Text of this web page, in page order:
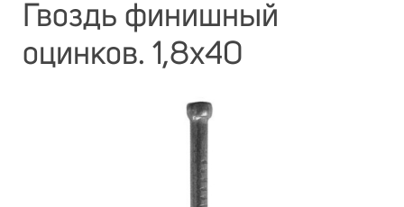
Гвоздь финишный
оцинков. 1,8х40